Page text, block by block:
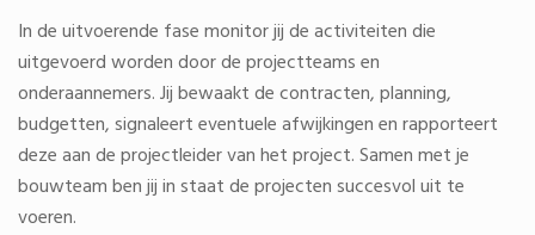
In de uitvoerende fase monitor jij de activiteiten die
uitgevoerd worden door de projectteams en
onderaannemers. Jij bewaakt de contracten, planning,
budgetten, signaleert eventuele afwijkingen en rapporteert
deze aan de projectleider van het project. Samen met je
bouwteam ben jij in staat de projecten succesvol uit te
voeren.